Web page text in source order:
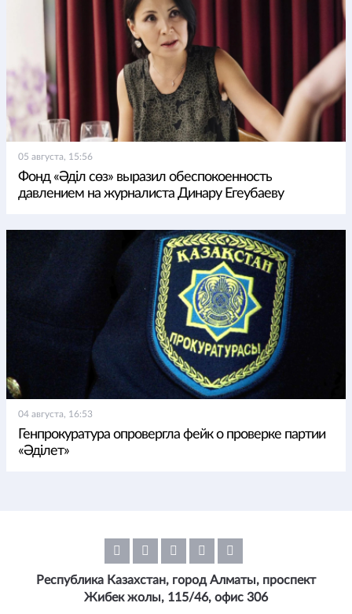
05 августа, 15:56
Фонд «Әділ сөз» выразил обеспокоенность
давлением на журналиста Динару Егеубаеву
04 августа, 16:53
Генпрокуратура опровергла фейк о проверке партии
«Әділет»
Республика Казахстан, город Алматы, проспект
Жибек жолы, 115/46, офис 306